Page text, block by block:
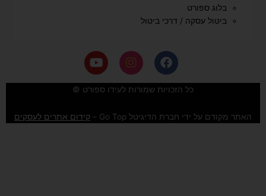
בלוג ספורט
ביטול עסקה / דרכי ביטול
F
a
c
e
o
o
I
n
s
t
g
r
Y
o
u
t
b
e
כל הזכויות שמורות לעידו ספורט ©
האתר מקודם על ידי חברת הדיגיטל Go Top – קידום אתרים לעסקים